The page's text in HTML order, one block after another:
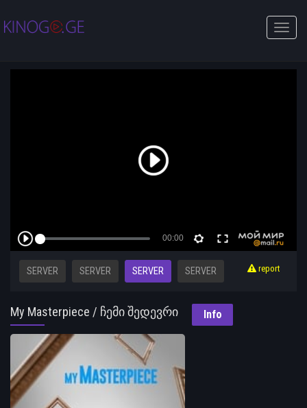
Toggle
SERVER SERVER SERVER SERVER report
My Masterpiece / ჩემი შედევრი Info